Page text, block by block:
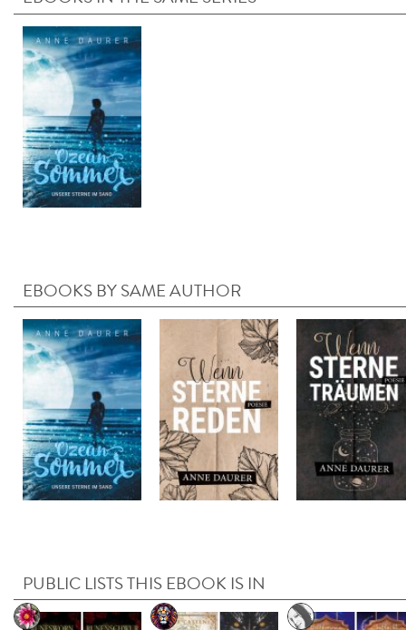
EBOOKS BY SAME AUTHOR
PUBLIC LISTS THIS EBOOK IS IN